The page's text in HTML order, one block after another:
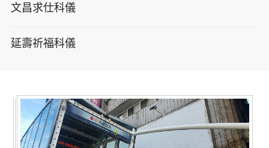
文昌求仕科儀
延壽祈福科儀